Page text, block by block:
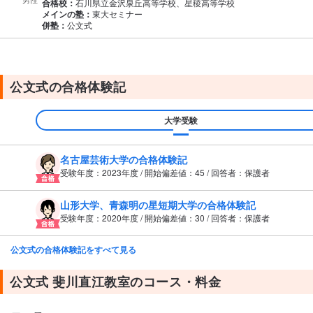
合格校：
メインの塾： 東大セミナー
併塾： 公文式
公文式の合格体験記
大学受験
名古屋芸術大学の合格体験記
受験年度：2023年度 / 開始偏差値：45 / 回答者：保護者
山形大学、青森明の星短期大学の合格体験記
受験年度：2020年度 / 開始偏差値：30 / 回答者：保護者
公文式の合格体験記をすべて見る
公文式 斐川直江教室のコース・料金